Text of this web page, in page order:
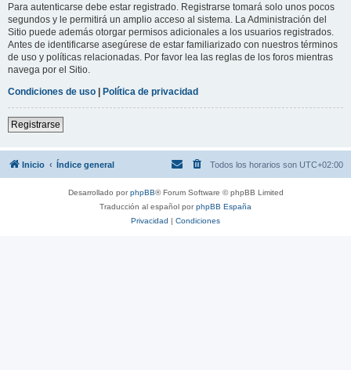
Para autenticarse debe estar registrado. Registrarse tomará solo unos pocos
segundos y le permitirá un amplio acceso al sistema. La Administración del
Sitio puede además otorgar permisos adicionales a los usuarios registrados.
Antes de identificarse asegúrese de estar familiarizado con nuestros términos
de uso y políticas relacionadas. Por favor lea las reglas de los foros mientras
navega por el Sitio.
Condiciones de uso | Política de privacidad
Registrarse
Inicio Índice general Todos los horarios son UTC+02:00
Desarrollado porphpBB® Forum Software © phpBB Limited
Traducción al español porphpBB España
Privacidad | Condiciones